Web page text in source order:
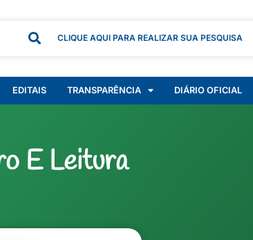
CLIQUE AQUI PARA REALIZAR SUA PESQUISA
EDITAIS TRANSPARÊNCIA DIÁRIO OFICIAL
E Leitura